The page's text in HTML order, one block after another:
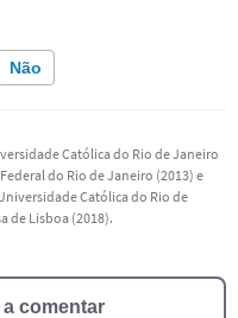
Não
que procuro
Católica do Rio de Janeiro
do Rio de Janeiro (2013) e
Católica do Rio de
de Lisboa (2018).
comentar